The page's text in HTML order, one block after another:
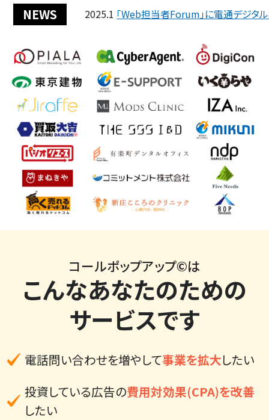
NEWS 2025.1 「Web担当者Forum」に電通デジタ
コールポップアップ©は
こんなあなたのための
サービスです
電話問い合わせを増やして事業を拡大したい
投資している広告の費用対効果(CPA)を改善
したい